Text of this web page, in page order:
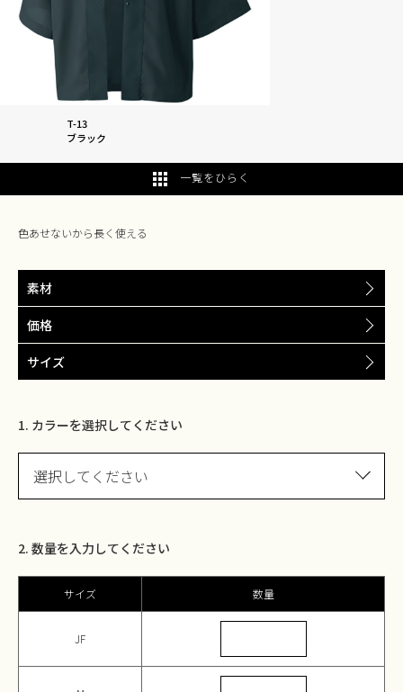
T-13
ブラック
一覧をひらく
色あせないから長く使える
素材
価格
サイズ
1. カラーを選択してください
選択してください
2. 数量を入力してください
サイズ 数量
JF